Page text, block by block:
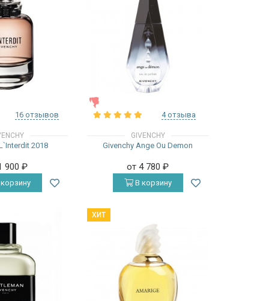
16 отзывов
2018
900₽
4 отзыва
GIVENCHY
Givenchy Ange Ou Demon
от 4 780₽
В корзину
ХИТ